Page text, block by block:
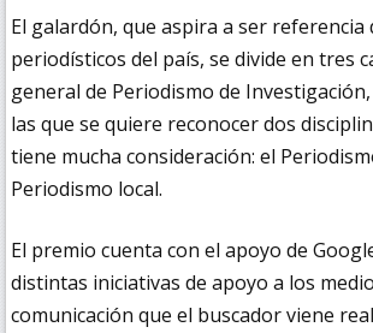
El galardón, que aspira a ser referencia
periodísticos del país, se divide en tres
general de Periodismo de
las que se quiere reconocer dos
tiene mucha consideración: el
Periodismo local.
El premio cuenta con el apoyo de
distintas iniciativas de apoyo a los
comunicación que el buscador viene